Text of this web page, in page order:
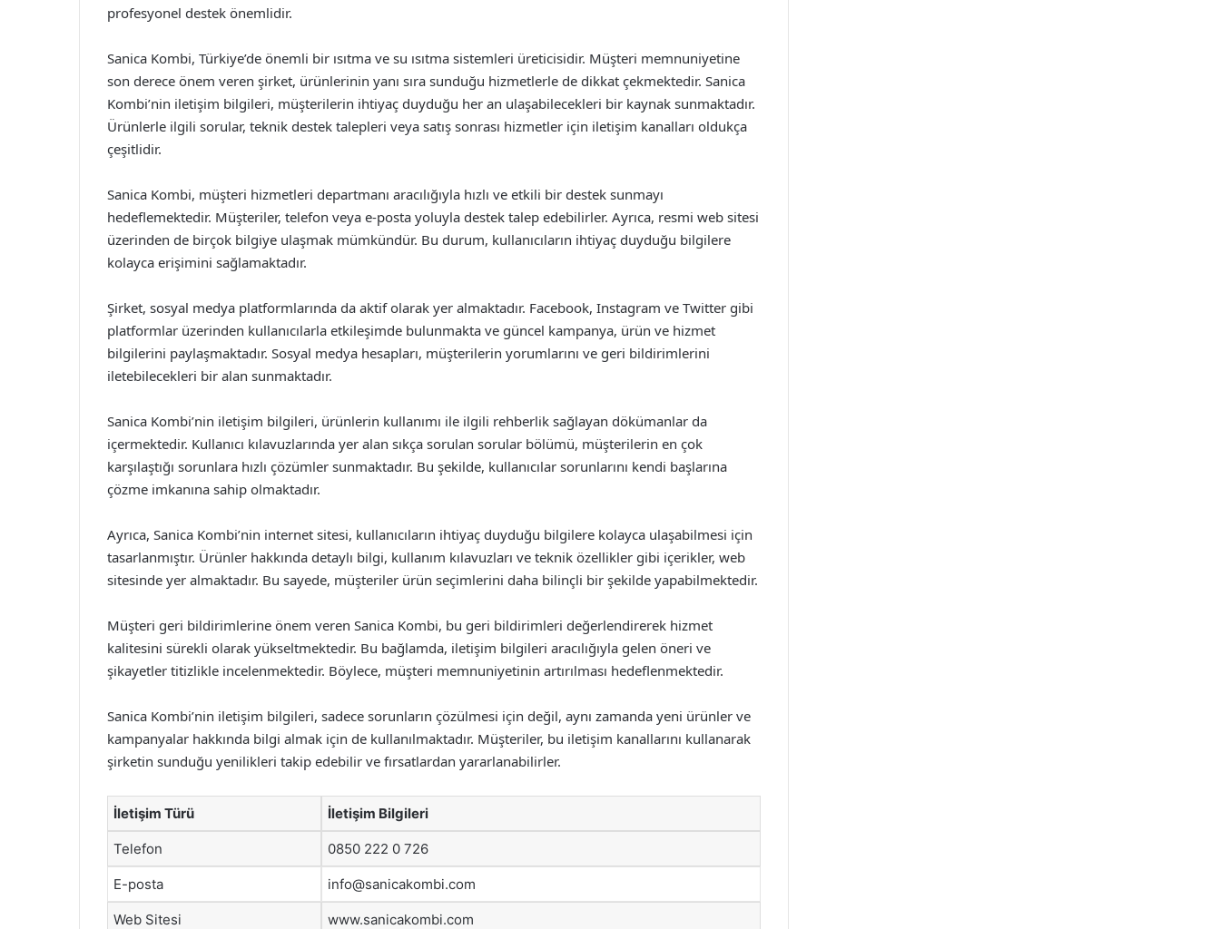
profesyonel destek önemlidir.
Sanica Kombi, Türkiye’de önemli bir ısıtma ve su ısıtma sistemleri üreticisidir. Müşteri memnuniyetine
son derece önem veren şirket, ürünlerinin yanı sıra sunduğu hizmetlerle de dikkat çekmektedir. Sanica
Kombi’nin iletişim bilgileri, müşterilerin ihtiyaç duyduğu her an ulaşabilecekleri bir kaynak sunmaktadır.
Ürünlerle ilgili sorular, teknik destek talepleri veya satış sonrası hizmetler için iletişim kanalları oldukça
çeşitlidir.
Sanica Kombi, müşteri hizmetleri departmanı aracılığıyla hızlı ve etkili bir destek sunmayı
hedeflemektedir. Müşteriler, telefon veya e-posta yoluyla destek talep edebilirler. Ayrıca, resmi web sitesi
üzerinden de birçok bilgiye ulaşmak mümkündür. Bu durum, kullanıcıların ihtiyaç duyduğu bilgilere
kolayca erişimini sağlamaktadır.
Şirket, sosyal medya platformlarında da aktif olarak yer almaktadır. Facebook, Instagram ve Twitter gibi
platformlar üzerinden kullanıcılarla etkileşimde bulunmakta ve güncel kampanya, ürün ve hizmet
bilgilerini paylaşmaktadır. Sosyal medya hesapları, müşterilerin yorumlarını ve geri bildirimlerini
iletebilecekleri bir alan sunmaktadır.
Sanica Kombi’nin iletişim bilgileri, ürünlerin kullanımı ile ilgili rehberlik sağlayan dökümanlar da
içermektedir. Kullanıcı kılavuzlarında yer alan sıkça sorulan sorular bölümü, müşterilerin en çok
karşılaştığı sorunlara hızlı çözümler sunmaktadır. Bu şekilde, kullanıcılar sorunlarını kendi başlarına
çözme imkanına sahip olmaktadır.
Ayrıca, Sanica Kombi’nin internet sitesi, kullanıcıların ihtiyaç duyduğu bilgilere kolayca ulaşabilmesi için
tasarlanmıştır. Ürünler hakkında detaylı bilgi, kullanım kılavuzları ve teknik özellikler gibi içerikler, web
sitesinde yer almaktadır. Bu sayede, müşteriler ürün seçimlerini daha bilinçli bir şekilde yapabilmektedir.
Müşteri geri bildirimlerine önem veren Sanica Kombi, bu geri bildirimleri değerlendirerek hizmet
kalitesini sürekli olarak yükseltmektedir. Bu bağlamda, iletişim bilgileri aracılığıyla gelen öneri ve
şikayetler titizlikle incelenmektedir. Böylece, müşteri memnuniyetinin artırılması hedeflenmektedir.
Sanica Kombi’nin iletişim bilgileri, sadece sorunların çözülmesi için değil, aynı zamanda yeni ürünler ve
kampanyalar hakkında bilgi almak için de kullanılmaktadır. Müşteriler, bu iletişim kanallarını kullanarak
şirketin sunduğu yenilikleri takip edebilir ve fırsatlardan yararlanabilirler.
İletişim Türü İletişim Bilgileri
Telefon 0850 222 0 726
E-posta info@sanicakombi.com
Web Sitesi www.sanicakombi.com